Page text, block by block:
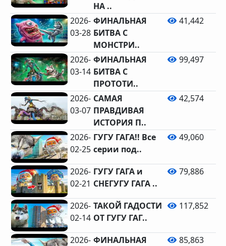
НА ..
2026-
03-28
ФИНАЛЬНАЯ
БИТВА С
МОНСТРИ..
41,442
2026-
03-14
ФИНАЛЬНАЯ
БИТВА С
ПРОТОТИ..
99,497
2026-
03-07
САМАЯ
ПРАВДИВАЯ
ИСТОРИЯ П..
42,574
2026-
02-25
ГУГУ ГАГА!! Все
серии под..
49,060
2026-
02-21
ГУГУ ГАГА и
СНЕГУГУ ГАГА ..
79,886
2026-
02-14
ТАКОЙ ГАДОСТИ
ОТ ГУГУ ГАГ..
117,852
2026- ФИНАЛЬНАЯ
85,863